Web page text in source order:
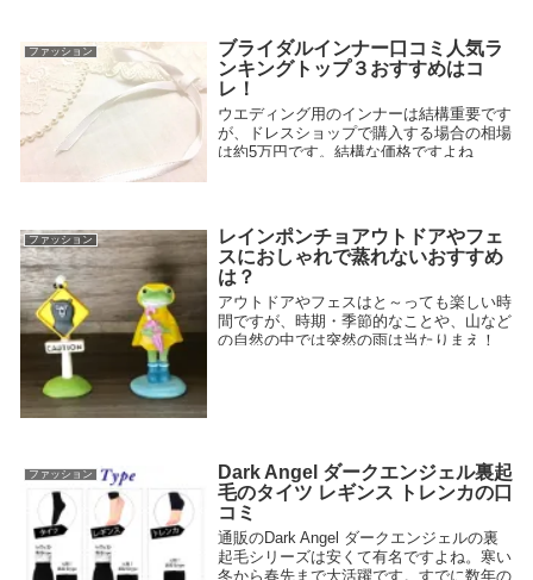
な帽子をご紹介いたします！機能重視も大
事ですが、見た目も大事ですよね！
2018.02.18
ファッション
ブライダルインナー口コミ人気ラ
ンキングトップ３おすすめはコ
レ！
ウエディング用のインナーは結構重要です
が、ドレスショップで購入する場合の相場
は約5万円です。結構な価格ですよね
今回は、ブライダルインナー口コミ人気ラ
ンキングトップ３をご紹介いたします。
2018.02.02
ファッション
レインポンチョアウトドアやフェ
スにおしゃれで蒸れないおすすめ
は？
アウトドアやフェスはと～っても楽しい時
間ですが、時期・季節的なことや、山など
の自然の中では突然の雨は当たりまえ！
ファッション
Dark Angel ダークエンジェル裏起
毛のタイツ レギンス トレンカの口
コミ
通販のDark Angel ダークエンジェルの裏
起毛シリーズは安くて有名ですよね。寒い
冬から春先まで大活躍です。すでに数年の